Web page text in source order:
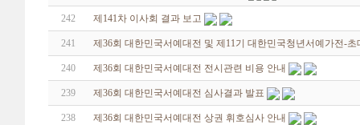
242 제141차 이사회 결과 보고
241 제36회 대한민국서예대전 및 제11기 대한민국청년서예가전-초
240 제36회 대한민국서예대전 전시관련 비용 안내
239 제36회 대한민국서예대전 심사결과 발표
238 제36회 대한민국서예대전 상권 휘호심사 안내